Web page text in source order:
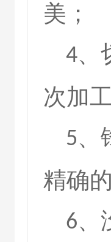
美；
4、
次加
5、
精确
6、